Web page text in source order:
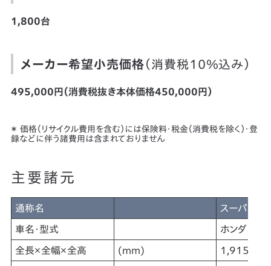
1,800台
メーカー希望小売価格 （消費税10％込み）
495,000円（消費税抜き本体価格450,000円）
＊ 価格（リサイクル費用を含む）には保険料・税金（消費税を除く）・登
録などに伴う諸費用は含まれておりません
主要諸元
通称名 スーパーカ
車名・型式 ホンダ・
全長×全幅×全高 (mm)